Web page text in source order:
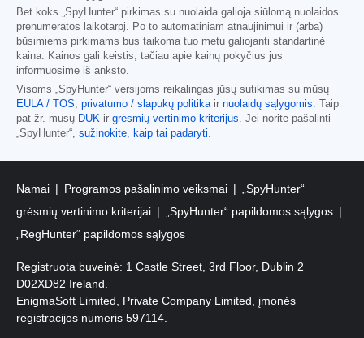
Bet koks „SpyHunter“ pirkimas su nuolaida galioja siūlomą nuolaidos
prenumeratos laikotarpį. Po to automatiniam atnaujinimui ir (arba)
būsimiems pirkimams bus taikoma tuo metu galiojanti standartinė
kaina. Kainos gali keistis, tačiau apie kainų pokyčius jus
informuosime iš anksto.
Visoms „SpyHunter“ versijoms reikalingas jūsų sutikimas su mūsų
EULA / TOS
privatumo / slapukų politika ir nuolaidų sąlygomis . Taip
pat žr. mūsų DUK ir grėsmių vertinimo kriterijus . Jei norite pašalinti
„SpyHunter“, sužinokite, kaip tai padaryti
Namai Programos pašalinimo veiksmai
„SpyHunter“
grėsmių vertinimo kriterijai
„SpyHunter“ papildomos sąlygos
„RegHunter“ papildomos sąlygos
Registruota buveinė: 1 Castle Street, 3rd Floor, Dublin 2
D02XD82 Ireland.
EnigmaSoft Limited, Private Company Limited, įmonės
registracijos numeris 597114.